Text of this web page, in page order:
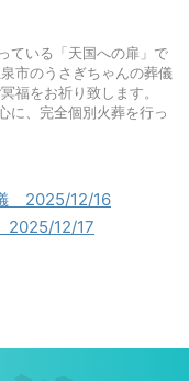
ている「天国への扉」で
市のうさぎちゃんの葬儀
福をお祈り致します。
に、完全個別火葬を行っ
2025/12/16
2025/12/17